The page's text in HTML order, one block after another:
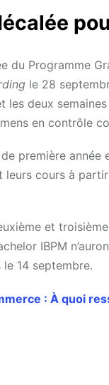
du Programme
le 28
les deux
en contrôle
première
cours à
et
IBPM
14 septembre.
: À quoi